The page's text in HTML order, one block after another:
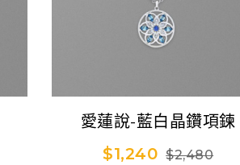
愛蓮說-藍白晶鑽項鍊
$1,240 $2,480